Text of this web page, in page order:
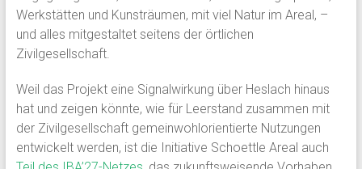
Werkstätten und Kunsträumen, mit viel Natur im Areal, –
und alles mitgestaltet seitens der örtlichen
Zivilgesellschaft.
Weil das Projekt eine Signalwirkung über Heslach hinaus
hat und zeigen könnte, wie für Leerstand zusammen mit
der Zivilgesellschaft gemeinwohlorientierte Nutzungen
entwickelt werden, ist die Initiative Schoettle Areal auch